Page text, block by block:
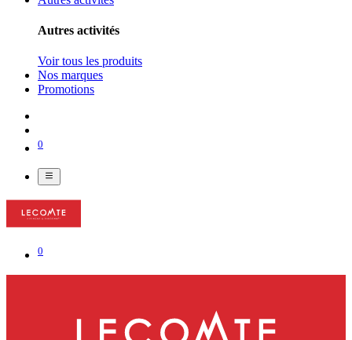
Autres activités
Voir tous les produits
Nos marques
Promotions
0
0